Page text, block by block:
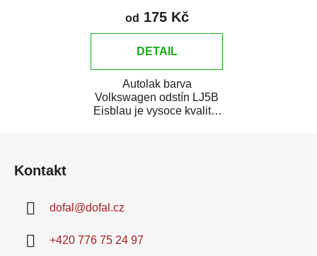
od 175 Kč
DETAIL
Autolak barva
Volkswagen odstín LJ5B
Eisblau je vysoce kvalitní
Kontakt
dofal @dofal.cz
+420 776 75 24 97